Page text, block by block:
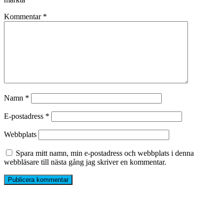
Kommentar *
Namn *
E-postadress *
Webbplats
Spara mitt namn, min e-postadress och webbplats i denna
webbläsare till nästa gång jag skriver en kommentar.